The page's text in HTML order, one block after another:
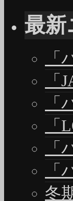
最新
「
「
冬